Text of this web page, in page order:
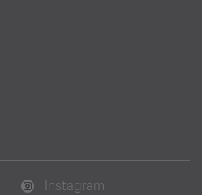
Instagram